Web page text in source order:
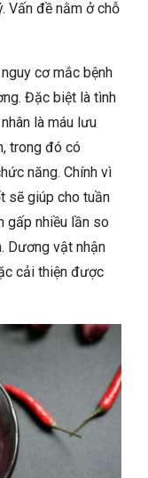
Vấn đề nằm ở chỗ
cơ mắc bệnh
Đặc biệt là tình
là máu lưu
trong đó có
năng. Chính vì
sẽ giúp cho tuần
gấp nhiều lần so
Dương vật nhận
cải thiện được